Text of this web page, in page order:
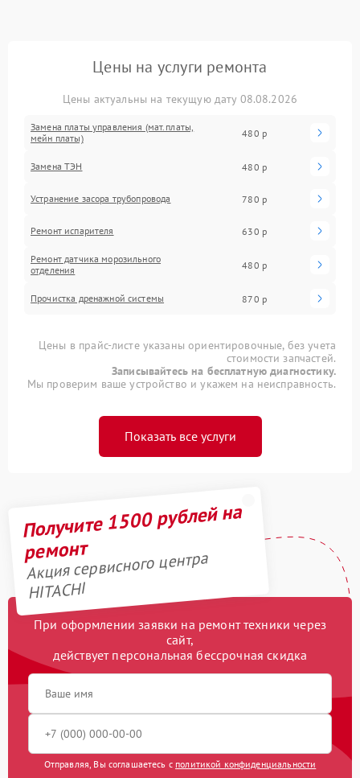
Цены на услуги ремонта
Цены актуальны на текущую дату 08.08.2026
Замена платы управления (мат.платы,
мейн платы)
480 р
Замена ТЭН 480 р
Устранение засора трубопровода 780 р
Ремонт испарителя 630 р
Ремонт датчика морозильного
отделения
480 р
Прочистка дренажной системы 870 р
Цены в прайс-листе указаны ориентировочные, без учета
стоимости запчастей.
Записывайтесь на бесплатную диагностику.
Мы проверим ваше устройство и укажем на неисправность.
Показать все услуги
Получите 1500 рублей на
ремонт
Акция сервисного центра
HITACHI
При оформлении заявки на ремонт техники через
сайт,
действует персональная бессрочная скидка
Отправляя, Вы соглашаетесь с политикой конфиденциальности